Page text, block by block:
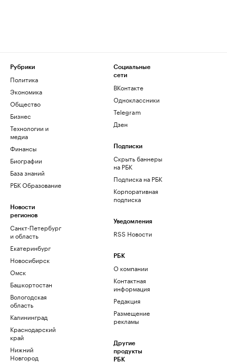
Рубрики
Политика
Экономика
Общество
Бизнес
Технологии и
медиа
Финансы
Биографии
База знаний
РБК Образование
Новости
регионов
Санкт-Петербург
и область
Екатеринбург
Новосибирск
Омск
Башкортостан
Вологодская
область
Калининград
Краснодарский
край
Нижний
Новгород
Социальные
сети
ВКонтакте
Одноклассники
Telegram
Дзен
Подписки
Скрыть баннеры
на РБК
Подписка на РБК
Корпоративная
подписка
Уведомления
RSS Новости
РБК
О компании
Контактная
информация
Редакция
Размещение
рекламы
Другие
продукты
РБК